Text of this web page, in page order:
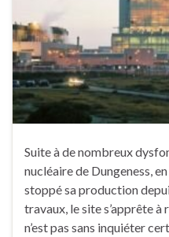
Suite à de nombreux
nucléaire de Dungeness,
stoppé sa production
travaux, le site s’apprête
n’est pas sans inquiéter